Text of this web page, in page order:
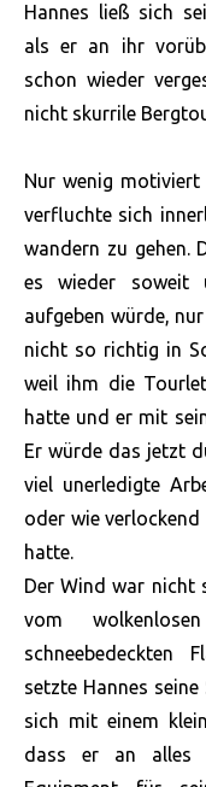
Hannes ließ sich
als er an ihr
schon wieder
nicht skurrile
Nur wenig motiviert
verfluchte sich
wandern zu gehen.
es wieder soweit
aufgeben würde,
nicht so richtig in
weil ihm die
hatte und er mit
Er würde das jetzt
viel unerledigte
oder wie verlockend
hatte.
Der Wind war nicht
vom
schneebedeckten
setzte Hannes
sich mit einem
dass er an alles